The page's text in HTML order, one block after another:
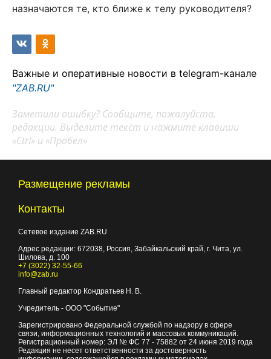
назначаются те, кто ближе к телу руководителя?
Важные и оперативные новости в telegram-канале
"ZAB.RU"
Заметили ошибку? Сообщите, пожалуйста,
редакции. Выделите текст и нажмите клавиши
«Ctrl» и «Пробел»
Размещение рекламы
Контакты
Сетевое издание ZAB.RU
Адрес редакции: 672038, Россия, Забайкальский край, г. Чита, ул.
Шилова, д. 100
+7 (3022) 32-55-66
info@zab.ru
Главный редактор Кондратьев Н. В.
Учредитель - ООО "Событие"
Зарегистрировано Федеральной службой по надзору в сфере
связи, информационных технологий и массовых коммуникаций.
Регистрационный номер: ЭЛ № ФС 77 - 75882 от 24 июня 2019 года
Редакция не несет ответственности за достоверность